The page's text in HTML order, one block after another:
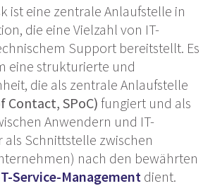
ist eine zentrale Anlaufstelle in
die eine Vielzahl von IT-
Support bereitstellt. Es
eine strukturierte und
die als zentrale Anlaufstelle
Contact, SPoC) fungiert und als
Anwendern und IT-
Schnittstelle zwischen
nach den bewährten
Service-Management dient.